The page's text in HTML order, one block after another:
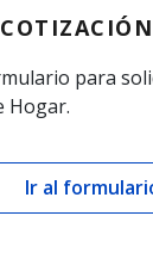
para
Hogar.
Ir al